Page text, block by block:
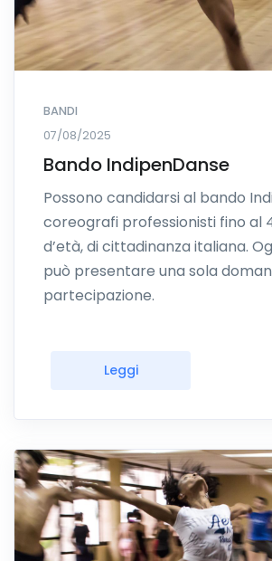
BANDI
07/08/2025
Bando IndipenDanse
Possono candidarsi al bando
coreografi professionisti fino al
d’età, di cittadinanza italiana.
può presentare una sola
partecipazione.
Leggi